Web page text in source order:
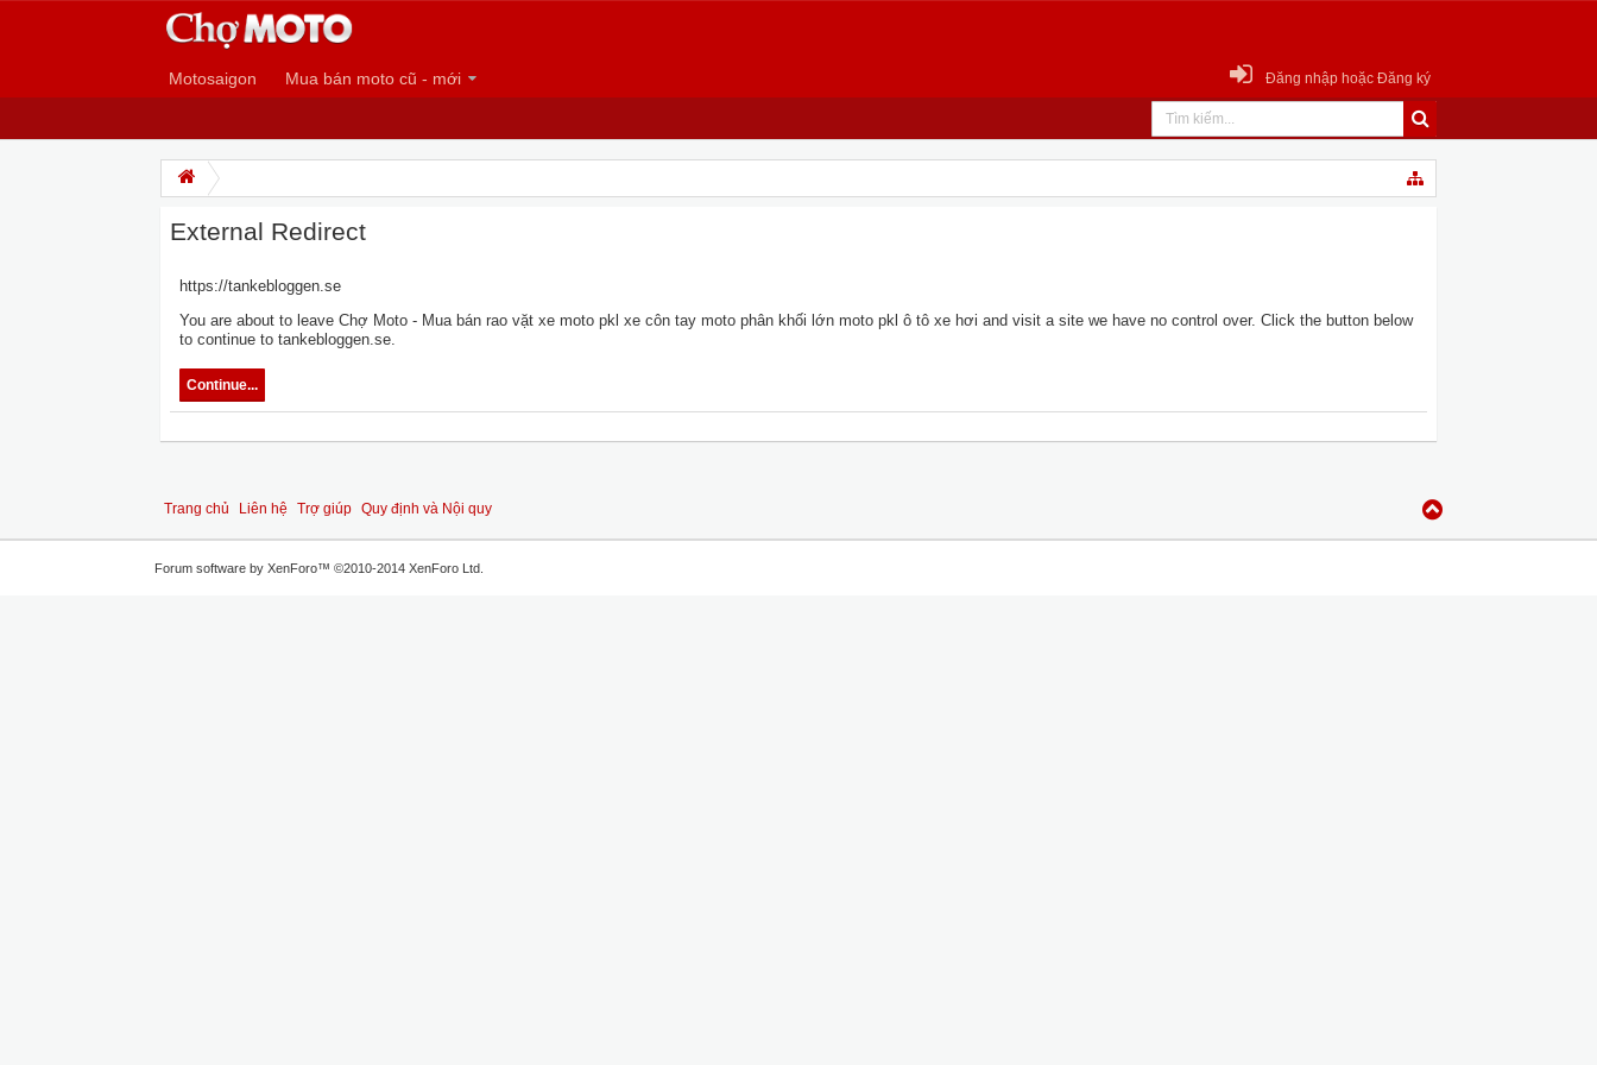
Motosaigon Mua bán moto cũ - mới Đăng nhập hoặc Đăng ký
External Redirect
https://tankebloggen.se
You are about to leave Chợ Moto - Mua bán rao vặt xe moto pkl xe côn tay moto phân khối lớn moto pkl ô tô xe hơi and visit a site we have no control over. Click the button below
to continue to tankebloggen.se.
Continue...
Trang chủ Liên hệ Trợ giúp Quy định và Nội quy
Forum software by XenForo™ ©2010-2014 XenForo Ltd.